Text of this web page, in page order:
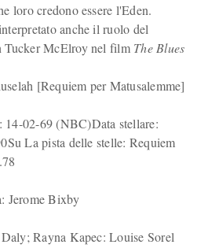
loro credono essere l'Eden.
anche il ruolo del
Tucker McElroy nel film The Blues
[Requiem per Matusalemme]
14-02-69 (NBC)Data stellare:
La pista delle stelle: Requiem
Jerome Bixby
Rayna Kapec: Louise Sorel